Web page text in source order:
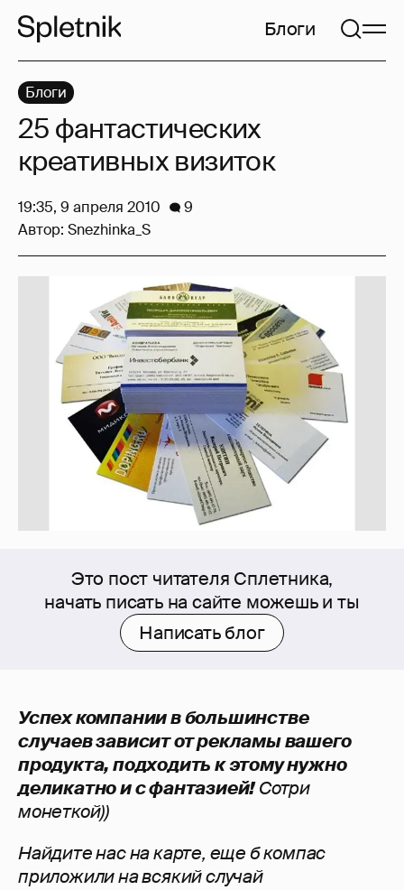
Блоги
Это пост читателя Сплетника,
начать писать на сайте можешь и ты
Написать блог
Успех компании в большинстве
случаев зависит от рекламы вашего
продукта, подходить к этому нужно
деликатно и с фантазией! Сотри
монеткой))
Найдите нас на карте, еще б компас
приложили на всякий случай
Блоги
25 фантастических
креативных визиток
19:35, 9 апреля 2010
9
Автор: Snezhinka_S